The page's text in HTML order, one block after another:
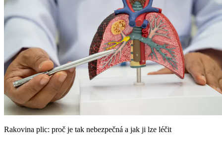
Rakovina plic: proč je tak nebezpečná a jak ji lze léčit